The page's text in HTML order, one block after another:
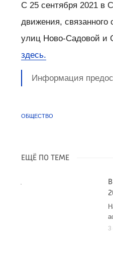
С 25 сентября 2021 в
движения, связанного
улиц Ново-Садовой и
здесь.
Информация
ОБЩЕСТВО
ЕЩЁ ПО ТЕМЕ
3